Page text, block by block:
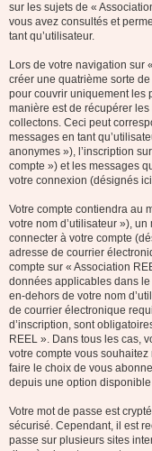
sur les sujets de «
vous avez consultés et
tant qu’utilisateur.
Lors de votre navigation sur
créer une quatrième sorte
pour couvrir uniquement les
manière est de récupérer
collectons. Ceci peut
messages en tant
anonymes »), l’inscription
compte ») et les messages
votre connexion (désignés
Votre compte contiendra au
votre nom d’utilisateur »),
connecter à votre compte
adresse de courrier
compte sur « Association
données applicables dans
en-dehors de votre nom
de courrier électronique
d’inscription, sont
REEL ». Dans tous les cas,
votre compte vous
faire le choix de vous
depuis une option
Votre mot de passe est
sécurisé. Cependant, il est
passe sur plusieurs sites